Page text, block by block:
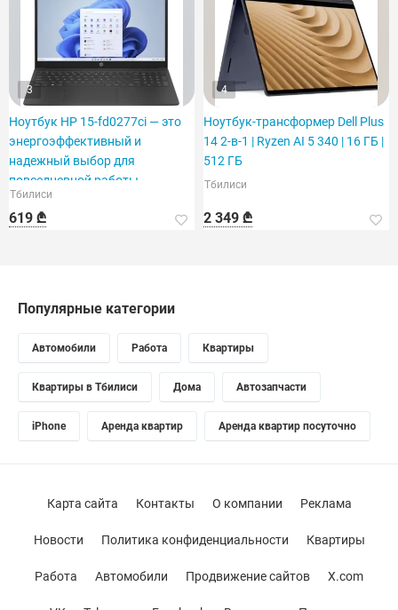
3
Ноутбук HP 15-fd0277ci — это
энергоэффективный и
надежный выбор для
повседневной работы.
Тбилиси
619 ₾
4
Ноутбук-трансформер Dell Plus
14 2-в-1 | Ryzen AI 5 340 | 16 ГБ |
512 ГБ
Тбилиси
2 349 ₾
Популярные категории
Автомобили Работа Квартиры
Квартиры в Тбилиси Дома Автозапчасти
iPhone Аренда квартир Аренда квартир посуточно
Карта сайта Контакты О компании Реклама
Новости Политика конфиденциальности Квартиры
Работа Автомобили Продвижение сайтов X.com